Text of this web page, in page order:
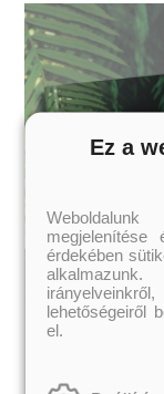
Ez a
érdekében
lehetőségeiről
el.